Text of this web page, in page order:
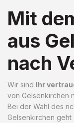
Mit
aus
nach
Wir sind Ihr
von Gelsenkirchen
Bei der Wahl des
Gelsenkirchen geht